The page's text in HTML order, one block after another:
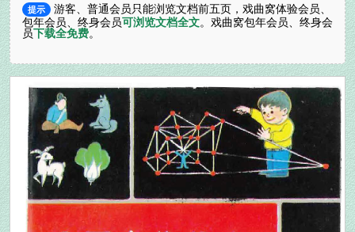
提示 游客、普通会员只能浏览文档前五页，戏曲窝体验会员、
包年会员、终身会员可浏览文档全文。戏曲窝包年会员、终身会
员下载全免费。